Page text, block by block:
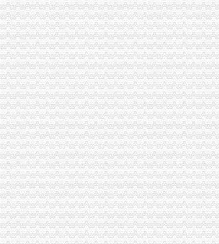
重庆海关热线备受关注接听电话超三万次_网易新闻
重庆海关网站
重庆海关联系方式_重庆二手市场_网优二手网
重庆海关迁至渝北松石支路--1--重庆新闻网
重庆海关：新注册公司备案流程[]-报关员通关指南--育路报关员
重庆海关公告2009年第8号
重庆海关总关2017新招聘信息_电话_地址-58企业名录
重庆海关缉局
重庆海关关于报关员报关业务岗位考核的通知
重庆海关附近快递员电话-快递100
重庆海关:邮寄手机需要交税吗_报关员资格_新浪博客
重庆海关缉局
求重庆海关查询电话7月海淘的奶,8月_美国海淘|日本海淘|澳大利亚
重庆海关驻涪陵办事处-搜百科
重庆市-重庆海关驻涪陵办事处-地图,公交,地址,电话
重庆海关便携式多功能一体机采购项目结果公告
重庆海关对面点评,海关对面地址_电话_人均消费,重庆餐厅-蚂蜂窝
重庆海关迁至渝北松石支路_新闻中心_新浪网
重庆海关对面点评,海关对面地址_电话_人均消费,重庆餐厅-蚂蜂窝
重庆海关开通“通关110”
重庆海关次发布外贸企业＂红榜＂-地方商务之窗
重庆海关招待所
今年上半年重庆海关ECFA货物通关西部第一-中新网
【重庆海关2016暂缓拟录用人名单】-环球网校